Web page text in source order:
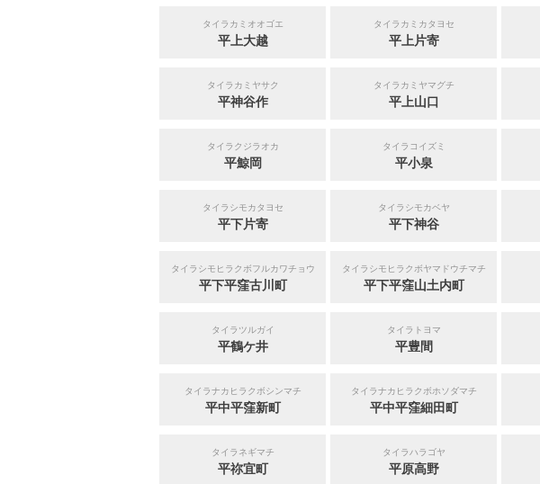
タイラカミオオゴエ
平上大越
タイラカミカタヨセ
平上片寄
タイラカミヤサク
平神谷作
タイラカミヤマグチ
平上山口
タイラクジラオカ
平鯨岡
タイラコイズミ
平小泉
タイラシモカタヨセ
平下片寄
タイラシモカベヤ
平下神谷
タイラシモヒラクボフルカワチョウ
平下平窪古川町
タイラシモヒラクボヤマドウチマチ
平下平窪山土内町
タイラツルガイ
平鶴ケ井
タイラトヨマ
平豊間
タイラナカヒラクボシンマチ
平中平窪新町
タイラナカヒラクボホソダマチ
平中平窪細田町
タイラネギマチ
平祢宜町
タイラハラゴヤ
平原高野